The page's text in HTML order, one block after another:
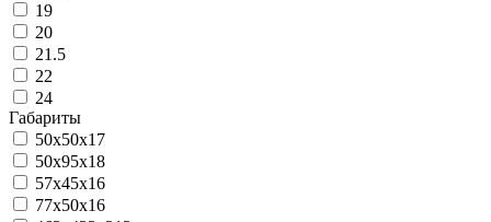
19
20
21.5
22
24
Габариты
50х50х17
50x95x18
57x45x16
77x50x16